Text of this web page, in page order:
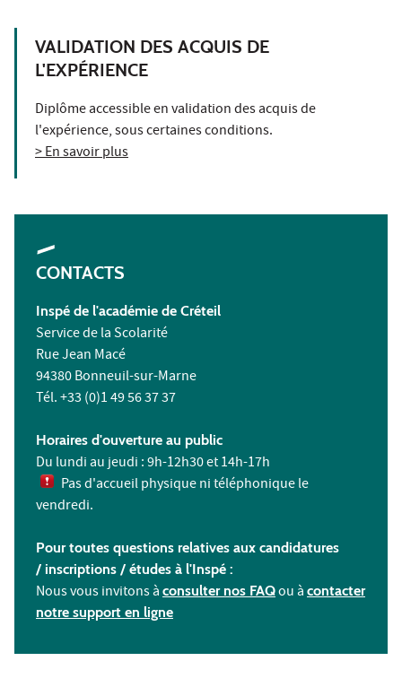
VALIDATION DES ACQUIS DE
L'EXPÉRIENCE
Diplôme accessible en validation des acquis de
l'expérience, sous certaines conditions.
> En savoir plus
CONTACTS
Inspé de l'académie de Créteil
Service de la Scolarité
Rue Jean Macé
94380 Bonneuil-sur-Marne
Tél. +33 (0)1 49 56 37 37
Horaires d'ouverture au public
Du lundi au jeudi : 9h-12h30 et 14h-17h
Pas d'accueil physique ni téléphonique le
vendredi.
Pour toutes questions relatives aux candidatures
/ inscriptions / études à l'Inspé :
Nous vous invitons à consulter nos FAQou à contacter
notre support en ligne